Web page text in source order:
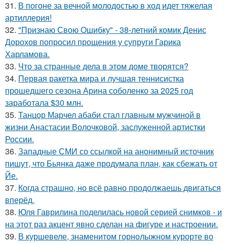
31. В погоне за вечной молодостью в ход идет тяжелая
артиллерия!
32. "Признаю Свою Ошибку" - 38-летний комик Денис
Дорохов попросил прощения у супруги Гарика
Харламова.
33. Что за странные дела в этом доме творятся?
34. Первая ракетка мира и лучшая теннисистка
прошедшего сезона Арина соболенко за 2025 год
заработала $30 млн.
35. Танцор Марчел абаби стал главным мужчиной в
жизни Анастасии Волочковой, заслуженной артистки
России.
36. Западные СМИ со ссылкой на анонимный источник
пишут, что Бьянка даже продумала план, как сбежать от
Йе.
37. Когда страшно, но всё равно продолжаешь двигаться
вперёд.
38. Юля Гаврилина поделилась новой серией снимков - и
на этот раз акцент явно сделан на фигуре и настроении.
39. В куршевеле, знаменитом горнолыжном курорте во